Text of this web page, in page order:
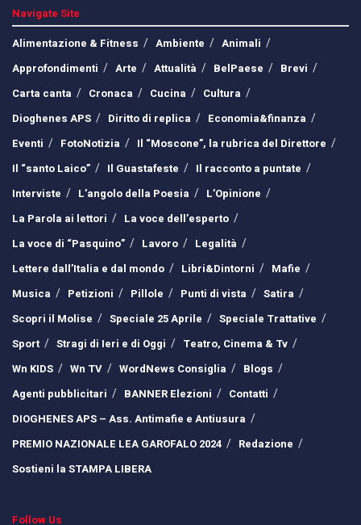
Navigate Site
Alimentazione & Fitness
Ambiente
Animali
Approfondimenti
Arte Attualità BelPaese
Brevi
Carta canta
Cronaca Cucina
Cultura
Dioghenes APS
Diritto di replica
Economia&finanza
Eventi
FotoNotizia
Il “Moscone”, la rubrica del Direttore
Il “santo Laico”
Il Guastafeste
Il racconto a puntate
Interviste
L’angolo della Poesia
L’Opinione
La Parola ai lettori
La voce dell’esperto
La voce di “Pasquino”
Lavoro
Legalità
Lettere dall’Italia e dal mondo
Libri&Dintorni
Mafie
Musica
Petizioni Pillole Punti di vista
Satira
Scopri il Molise
Speciale 25 Aprile
Speciale Trattative
Sport
Stragi di Ieri e di Oggi
Teatro, Cinema & Tv
Wn KIDS
Wn TV WordNews Consiglia
Blogs
Agenti pubblicitari
BANNER Elezioni
Contatti
DIOGHENES APS – Ass. Antimafie e Antiusura
PREMIO NAZIONALE LEA GAROFALO 2024
Redazione
Sostieni la STAMPA LIBERA
Follow Us